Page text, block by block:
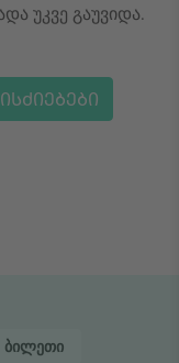
უკვე გაუვიდა.
ბილეთი